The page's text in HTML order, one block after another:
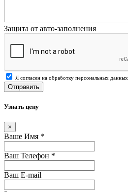
Защита от авто-заполнения
Я согласен на обработку персональных данных
Отправить
Узнать цену
×
Ваше Имя *
Ваш Телефон *
Ваш E-mail